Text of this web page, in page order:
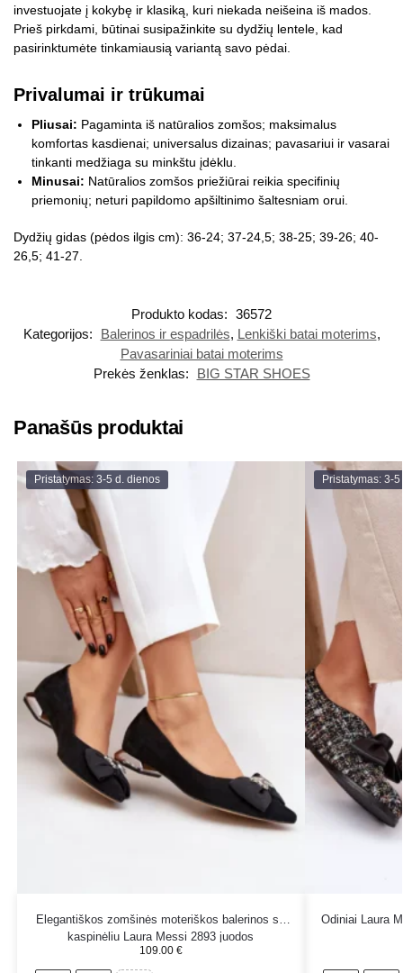
investuojate į kokybę ir klasiką, kuri niekada neišeina iš mados.
Prieš pirkdami, būtinai susipažinkite su dydžių lentele, kad
pasirinktumėte tinkamiausią variantą savo pėdai.
Privalumai ir trūkumai
Pliusai: Pagaminta iš natūralios zomšos; maksimalus
komfortas kasdienai; universalus dizainas; pavasariui ir vasarai
tinkanti medžiaga su minkštu įdėklu.
Minusai: Natūralios zomšos priežiūrai reikia specifinių
priemonių; neturi papildomo apšiltinimo šaltesniam orui.
Dydžių gidas (pėdos ilgis cm): 36-24; 37-24,5; 38-25; 39-26; 40-
26,5; 41-27.
Produkto kodas: 36572
Kategorijos:
Balerinos ir espadrilės, Lenkiški batai moterims,
Pavasariniai batai moterims
Prekės ženklas:
BIG STAR SHOES
Panašūs produktai
Pristatymas: 3-5 d. dienos
Elegantiškos zomšinės moteriškos balerinos su
kaspinėliu Laura Messi 2893 juodos
109.00 €
Pristatymas: 3-
Odiniai Laura